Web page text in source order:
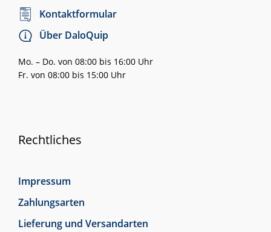
Kontaktformular
Über DaloQuip
Mo. – Do. von 08:00 bis 16:00 Uhr
Fr. von 08:00 bis 15:00 Uhr
Rechtliches
Impressum
Zahlungsarten
Lieferung und Versandarten